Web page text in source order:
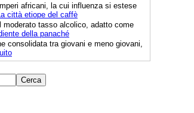
africani, la cui influenza si estese
città etiope del caffè
tasso alcolico, adatto come
della panaché
consolidata tra giovani e meno giovani,